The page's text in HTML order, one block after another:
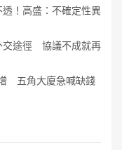
！高盛：不確定性異
交途徑 協議不成就再
五角大廈急喊缺錢